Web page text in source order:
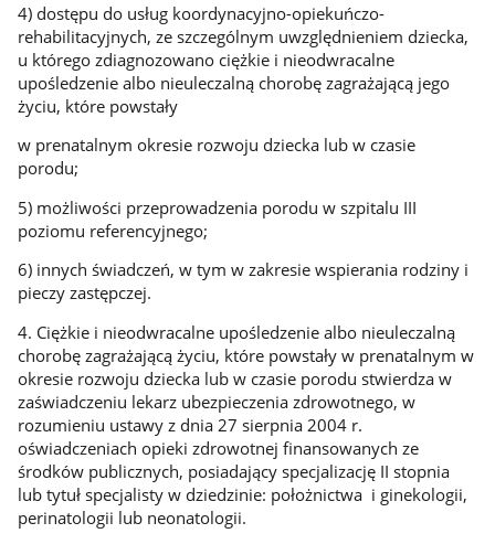
4) dostępu do usług koordynacyjno-opiekuńczo-
rehabilitacyjnych, ze szczególnym uwzględnieniem dziecka,
u którego zdiagnozowano ciężkie i nieodwracalne
upośledzenie albo nieuleczalną chorobę zagrażającą jego
życiu, które powstały
w prenatalnym okresie rozwoju dziecka lub w czasie
porodu;
5) możliwości przeprowadzenia porodu w szpitalu III
poziomu referencyjnego;
6) innych świadczeń, w tym w zakresie wspierania rodziny i
pieczy zastępczej.
4. Ciężkie i nieodwracalne upośledzenie albo nieuleczalną
chorobę zagrażającą życiu, które powstały w prenatalnym w
okresie rozwoju dziecka lub w czasie porodu stwierdza w
zaświadczeniu lekarz ubezpieczenia zdrowotnego, w
rozumieniu ustawy z dnia 27 sierpnia 2004 r.
oświadczeniach opieki zdrowotnej finansowanych ze
środków publicznych, posiadający specjalizację II stopnia
lub tytuł specjalisty w dziedzinie: położnictwa i ginekologii,
perinatologii lub neonatologii.